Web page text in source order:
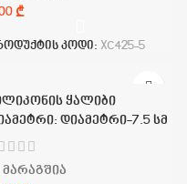
₾
კოდი: XC425-5
ყალიბი
დიამეტრი-7.5 სმ
მარაგშია